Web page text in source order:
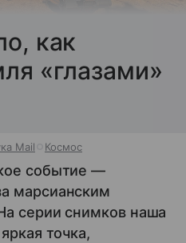
как
«глазами»
Mail Космос
событие —
марсианским
серии снимков наша
точка,